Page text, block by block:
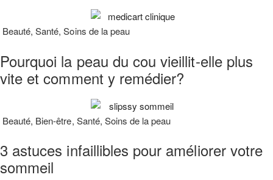
Beauté,Santé,Soins de la peau
Pourquoi la peau du cou vieillit-elle plus
vite et comment y remédier?
Beauté, Bien-être, Santé, Soins de la peau
3 astuces infaillibles pour améliorer votre
sommeil